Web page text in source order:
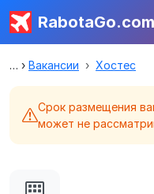
RabotaGo.com
Вакансии Хостес
Срок размещения
может не